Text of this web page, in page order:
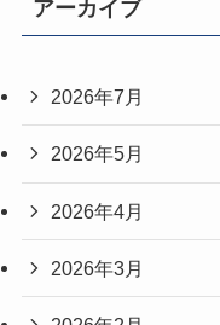
アーカイブ
2026年7月
2026年5月
2026年4月
2026年3月